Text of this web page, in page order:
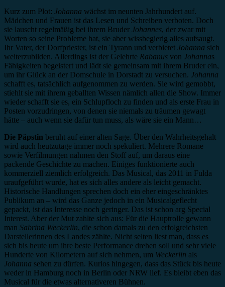
Kurz zum Plot: Johanna wächst im neunten Jahrhundert auf.
Mädchen und Frauen ist das Lesen und Schreiben verboten. Doch
sie lauscht regelmäßig bei ihrem Bruder Johannes, der zwar mit
Worten so seine Probleme hat, sie aber wissbegierig alles aufsaugt.
Ihr Vater, der Dorfpriester, ist ein Tyrann und verbietet Johanna sich
weiterzubilden. Allerdings ist der Gelehrte Rabanus von Johannas
Fähigkeiten begeistert und lädt sie gemeinsam mit ihrem Bruder ein,
um ihr Glück an der Domschule in Dorstadt zu versuchen. Johanna
schafft es, tatsächlich aufgenommen zu werden. Sie wird gemobbt,
stiehlt sie mit ihrem geballten Wissen nämlich allen die Show. Immer
wieder schafft sie es, ein Schlupfloch zu finden und als erste Frau in
Posten vorzudringen, von denen sie niemals zu träumen gewagt
hätte – auch wenn sie dafür tun muss, als wäre sie ein Mann…
Die Päpstin beruht auf einer alten Sage. Über den Wahrheitsgehalt
wird auch heutzutage immer noch spekuliert. Mehrere Romane
sowie Verfilmungen nahmen den Stoff auf, um daraus eine
packende Geschichte zu machen. Einiges funktionierte auch
kommerziell ziemlich erfolgreich. Das Musical, das 2011 in Fulda
uraufgeführt wurde, hat es sich alles andere als leicht gemacht.
Historische Handlungen sprechen doch ein eher eingeschränktes
Publikum an – wird das Ganze jedoch in ein Musicalgeflecht
gepackt, ist das Interesse noch geringer. Das ist schon arg Special
Interest. Aber der Mut zahlte sich aus: Für die Hauptrolle gewann
man Sabrina Weckerlin, die schon damals zu den erfolgreichsten
Darstellerinnen des Landes zählte. Nicht selten liest man, dass es
sich bis heute um ihre beste Performance drehen soll und sehr viele
Hunderte von Kilometern auf sich nehmen, um Weckerlin als
Johanna sehen zu dürfen. Kurios hingegen, dass das Stück bis heute
weder in Hamburg noch in Berlin oder NRW lief. Es bleibt eben das
Musical für die etwas alternativeren Bühnen.